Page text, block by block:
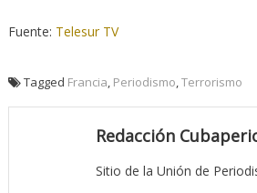
Fuente: Telesur TV
Tagged Francia, Periodismo,Terrorismo
Redacción
Sitio de la Unión de